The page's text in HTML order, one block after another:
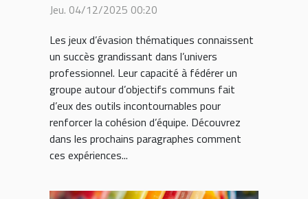
cohésion d'équipe ?
Jeu. 04/12/2025 00:20
Les jeux d’évasion thématiques connaissent
un succès grandissant dans l’univers
professionnel. Leur capacité à fédérer un
groupe autour d’objectifs communs fait
d’eux des outils incontournables pour
renforcer la cohésion d’équipe. Découvrez
dans les prochains paragraphes comment
ces expériences...